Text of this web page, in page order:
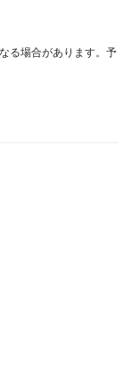
る場合があります。予